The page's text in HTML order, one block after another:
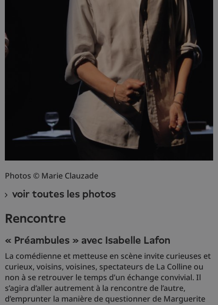
Photos © Marie Clauzade
voir toutes les photos
Rencontre
« Préambules » avec Isabelle Lafon
La comédienne et metteuse en scène invite curieuses et
curieux, voisins, voisines, spectateurs de La Colline ou
non à se retrouver le temps d’un échange convivial. Il
s’agira d’aller autrement à la rencontre de l’autre,
d’emprunter la manière de questionner de Marguerite